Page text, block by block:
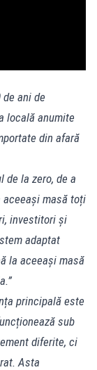
de ani de
locală anumite
din afară
de la zero, de a
masă toți
investitori și
adaptat
la aceeași masă
principală este
sub
diferite, ci
Asta